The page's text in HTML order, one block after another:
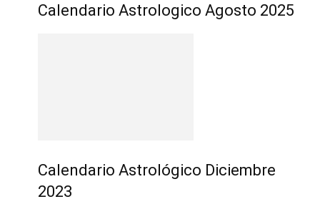
Calendario Astrologico Agosto 2025
Calendario Astrológico Diciembre
2023